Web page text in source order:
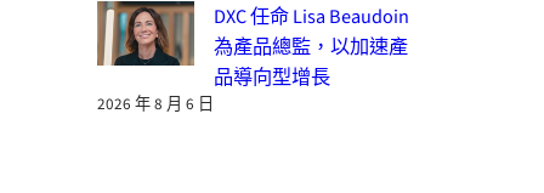
DXC 任命 Lisa Beaudoin
為產品總監，以加速產
品導向型增長
2026 年 8 月 6 日